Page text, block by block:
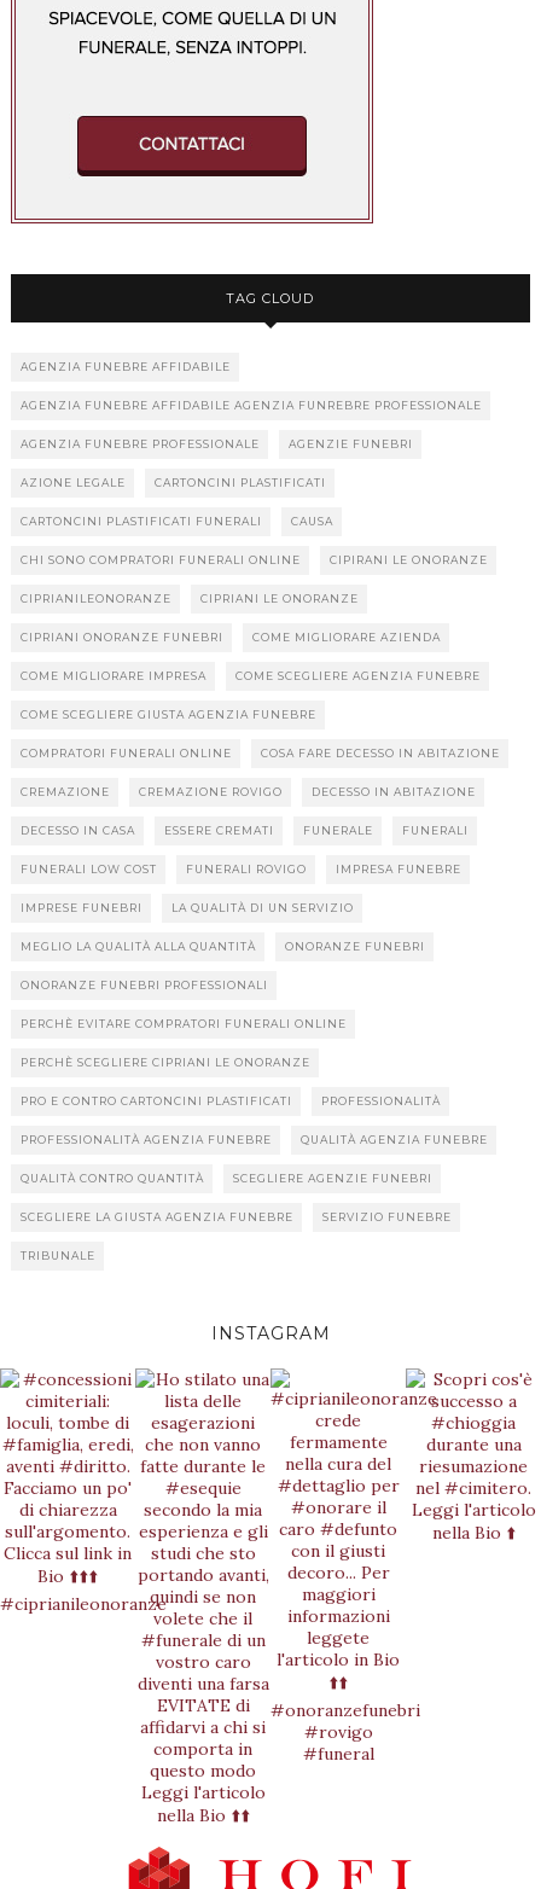
TAG CLOUD
AGENZIA FUNEBRE AFFIDABILE
AGENZIA FUNEBRE AFFIDABILE AGENZIA FUNREBRE PROFESSIONALE
AGENZIA FUNEBRE PROFESSIONALE AGENZIE FUNEBRI
AZIONE LEGALE CARTONCINI PLASTIFICATI
CARTONCINI PLASTIFICATI FUNERALI CAUSA
CHI SONO COMPRATORI FUNERALI ONLINE CIPIRANI LE ONORANZE
CIPRIANILEONORANZE CIPRIANI LE ONORANZE
CIPRIANI ONORANZE FUNEBRI COME MIGLIORARE AZIENDA
COME MIGLIORARE IMPRESA COME SCEGLIERE AGENZIA FUNEBRE
COME SCEGLIERE GIUSTA AGENZIA FUNEBRE
COMPRATORI FUNERALI ONLINE COSA FARE DECESSO IN ABITAZIONE
CREMAZIONE CREMAZIONE ROVIGO DECESSO IN ABITAZIONE
DECESSO IN CASA ESSERE CREMATI FUNERALE FUNERALI
FUNERALI LOW COST FUNERALI ROVIGO IMPRESA FUNEBRE
IMPRESE FUNEBRI LA QUALITÀ DI UN SERVIZIO
MEGLIO LA QUALITÀ ALLA QUANTITÀ ONORANZE FUNEBRI
ONORANZE FUNEBRI PROFESSIONALI
PERCHÈ EVITARE COMPRATORI FUNERALI ONLINE
PERCHÈ SCEGLIERE CIPRIANI LE ONORANZE
PRO E CONTRO CARTONCINI PLASTIFICATI PROFESSIONALITÀ
PROFESSIONALITÀ AGENZIA FUNEBRE QUALITÀ AGENZIA FUNEBRE
QUALITÀ CONTRO QUANTITÀ SCEGLIERE AGENZIE FUNEBRI
SCEGLIERE LA GIUSTA AGENZIA FUNEBRE SERVIZIO FUNEBRE
TRIBUNALE
INSTAGRAM